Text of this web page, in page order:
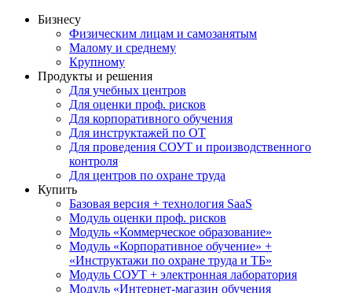
Бизнесу
Физическим лицам и самозанятым
Малому и среднему
Крупному
Продукты и решения
Для учебных центров
Для оценки проф. рисков
Для корпоративного обучения
Для инструктажей по ОТ
Для проведения СОУТ и производственного
контроля
Для центров по охране труда
Купить
Базовая версия + технология SaaS
Модуль оценки проф. рисков
Модуль «Коммерческое образование»
Модуль «Корпоративное обучение» +
«Инструктажи по охране труда и ТБ»
Модуль СОУТ + электронная лаборатория
Модуль «Интернет-магазин обучения